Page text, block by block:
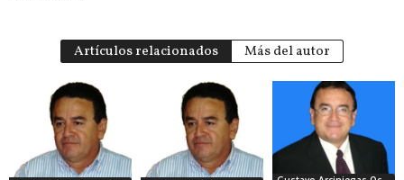
Artículos relacionados Más del autor